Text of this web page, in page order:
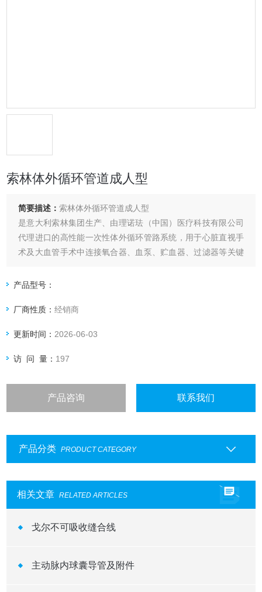
索林体外循环管道成人型
简要描述：索林体外循环管道成人型
是意大利索林集团生产、由理诺珐（中国）医疗科技有限公司
代理进口的高性能一次性体外循环管路系统，用于心脏直视手
术及大血管手术中连接氧合器、血泵、贮血器、过滤器等关键
产品型号：
厂商性质：经销商
更新时间： 2026-06-03
访 问 量： 197
产品咨询 联系我们
产品分类 PRODUCT CATEGORY
相关文章 RELATED ARTICLES
戈尔不可吸收缝合线
主动脉内球囊导管及附件